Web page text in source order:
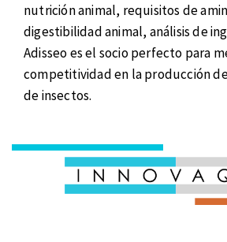
nutrición animal, requisitos de
digestibilidad animal, análisis de
Adisseo es el socio perfecto para
competitividad en la producción
de insectos.